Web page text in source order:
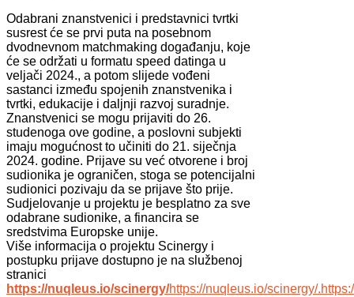
Odabrani znanstvenici i predstavnici tvrtki
susrest će se prvi puta na posebnom
dvodnevnom matchmaking događanju, koje
će se održati u formatu speed datinga u
veljači 2024., a potom slijede vođeni
sastanci između spojenih znanstvenika i
tvrtki, edukacije i daljnji razvoj suradnje.
Znanstvenici se mogu prijaviti do 26.
studenoga ove godine, a poslovni subjekti
imaju mogućnost to učiniti do 21. siječnja
2024. godine. Prijave su već otvorene i broj
sudionika je ograničen, stoga se potencijalni
sudionici pozivaju da se prijave što prije.
Sudjelovanje u projektu je besplatno za sve
odabrane sudionike, a financira se
sredstvima Europske unije.
Više informacija o projektu Scinergy i
postupku prijave dostupno je na službenoj
stranici
https://nuqleus.io/scinergy/https://nuqleus.io/scinergy/